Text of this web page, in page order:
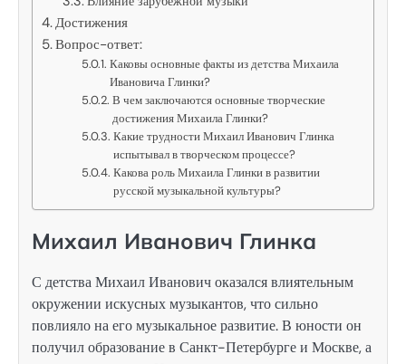
Достижения
Вопрос-ответ:
Каковы основные факты из детства Михаила
Ивановича Глинки?
В чем заключаются основные творческие
достижения Михаила Глинки?
Какие трудности Михаил Иванович Глинка
испытывал в творческом процессе?
Какова роль Михаила Глинки в развитии
русской музыкальной культуры?
Михаил Иванович Глинка
С детства Михаил Иванович оказался влиятельным
окружении искусных музыкантов, что сильно
повлияло на его музыкальное развитие. В юности он
получил образование в Санкт-Петербурге и Москве, а